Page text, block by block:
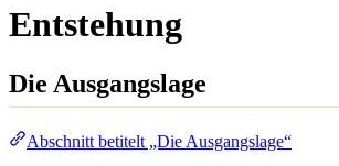
Entstehung
Die Ausgangslage
Abschnitt betitelt „Die Ausgangslage“